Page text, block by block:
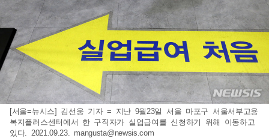
[서울=뉴시스] 김선웅 기자 = 지난 9월23일 서울 마포구 서울서부고용
복지플러스센터에서 한 구직자가 실업급여를 신청하기 위해 이동하고
있다. 2021.09.23. mangusta@newsis.com